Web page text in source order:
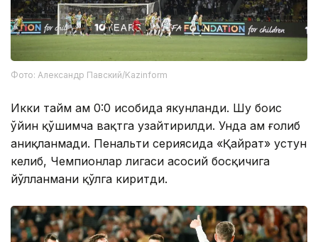
Фото: Александр Павский/Kazinform
Икки тайм ҳам 0:0 ҳисобида якунланди. Шу боис
ўйин қўшимча вақтга узайтирилди. Унда ҳам ғолиб
аниқланмади. Пенальти сериясида «Қайрат» устун
келиб, Чемпионлар лигаси асосий босқичига
йўлланмани қўлга киритди.